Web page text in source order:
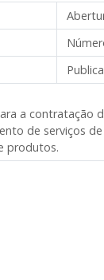
a contratação
de serviços
produtos.